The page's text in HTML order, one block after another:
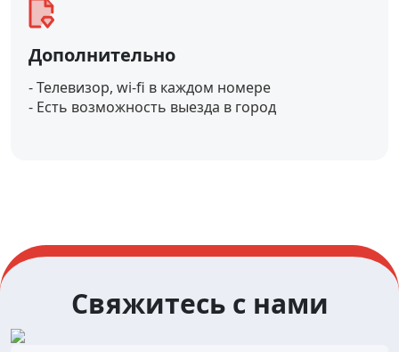
Дополнительно
- Телевизор, wi-fi в каждом номере
- Есть возможность выезда в город
Свяжитесь с нами